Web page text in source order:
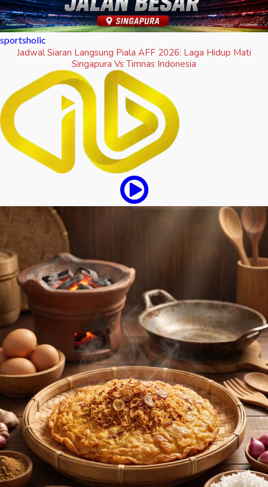
sportsholic
Jadwal Siaran Langsung Piala AFF 2026: Laga Hidup Mati
Singapura Vs Timnas Indonesia